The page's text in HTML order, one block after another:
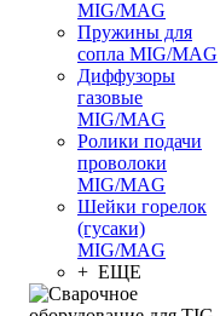
MIG/MAG
Пружины для
сопла MIG/MAG
Диффузоры
газовые
MIG/MAG
Ролики подачи
проволоки
MIG/MAG
Шейки горелок
(гусаки)
MIG/MAG
+ ЕЩЕ